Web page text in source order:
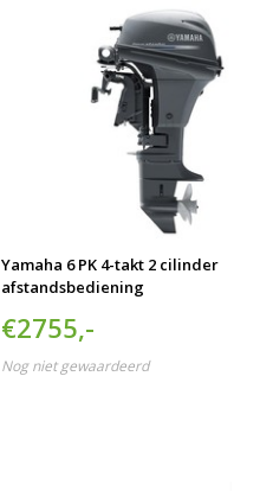
Yamaha 6 PK 4-takt 2 cilinder
afstandsbediening
€2755,-
Nog niet gewaardeerd